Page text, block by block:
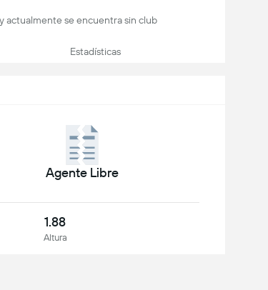
actualmente se encuentra sin club
Estadísticas
Agente Libre
1.88
Altura